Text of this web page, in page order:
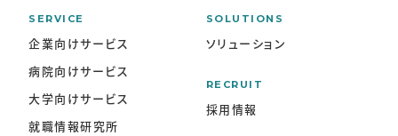
SERVICE
企業向けサービス
病院向けサービス
大学向けサービス
就職情報研究所
SOLUTIONS
ソリューション
RECRUIT
採用情報